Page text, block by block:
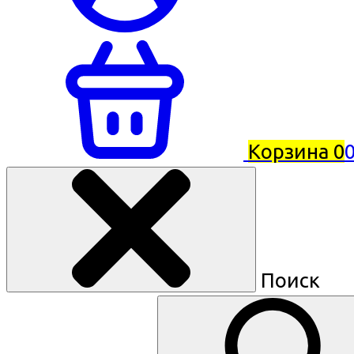
Корзина 0
Поиск